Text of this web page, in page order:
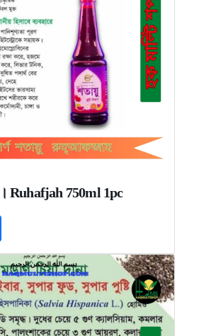
Ruhafjah 750ml 1pc